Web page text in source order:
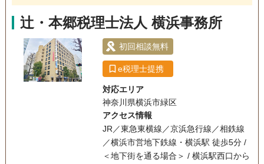
辻・本郷税理士法人 横浜事務所
初回相談無料
e税理士提携
対応エリア
神奈川県横浜市緑区
アクセス情報
JR／東急東横線／京浜急行線／相鉄線
／横浜市営地下鉄線・横浜駅 徒歩5分 /
＜地下街を通る場合＞ / 横浜駅西口から